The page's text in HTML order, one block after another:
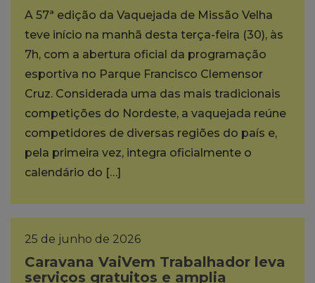
A 57ª edição da Vaquejada de Missão Velha
teve início na manhã desta terça-feira (30), às
7h, com a abertura oficial da programação
esportiva no Parque Francisco Clemensor
Cruz. Considerada uma das mais tradicionais
competições do Nordeste, a vaquejada reúne
competidores de diversas regiões do país e,
pela primeira vez, integra oficialmente o
calendário do […]
25 de junho de 2026
Caravana VaiVem Trabalhador leva
serviços gratuitos e amplia